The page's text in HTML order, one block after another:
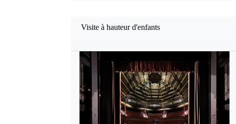
Visite à hauteur d'enfants